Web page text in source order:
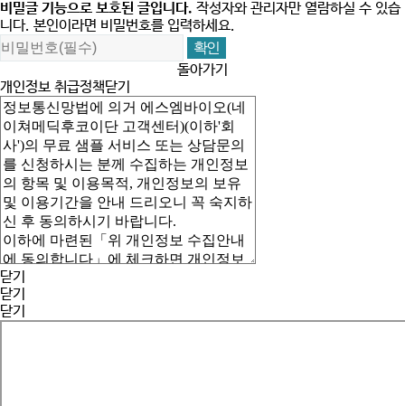
비밀글 기능으로 보호된 글입니다. 작성자와 관리자만 열람하실 수 있습
니다. 본인이라면 비밀번호를 입력하세요.
돌아가기
개인정보 취급정책닫기
닫기
닫기
닫기